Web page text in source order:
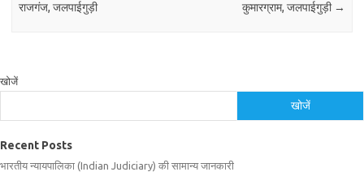
राजगंज, जलपाईगुड़ी
कुमारग्राम, जलपाईगुड़ी →
खोजें
खोजें
Recent Posts
भारतीय न्यायपालिका (Indian Judiciary) की सामान्य जानकारी